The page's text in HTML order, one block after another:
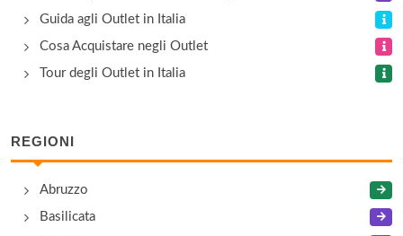
Guida agli Outlet in Italia
Cosa Acquistare negli Outlet
Tour degli Outlet in Italia
REGIONI
Abruzzo
Basilicata